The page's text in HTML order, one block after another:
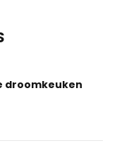
droomkeuken